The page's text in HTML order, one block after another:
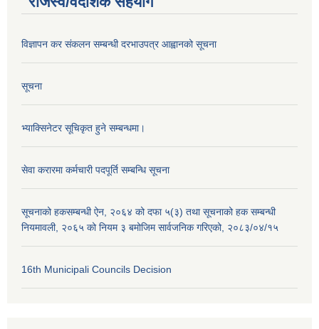
विज्ञापन कर संकलन सम्बन्धी दरभाउपत्र आह्वानको सूचना
सूचना
भ्याक्सिनेटर सूचिकृत हुने सम्बन्धमा।
सेवा करारमा कर्मचारी पदपूर्ति सम्बन्धि सूचना
सूचनाको हकसम्बन्धी ऐन, २०६४ को दफा ५(३) तथा सूचनाको हक सम्बन्धी
नियमावली, २०६५ को नियम ३ बमोजिम सार्वजनिक गरिएको, २०८३/०४/१५
16th Municipali Councils Decision